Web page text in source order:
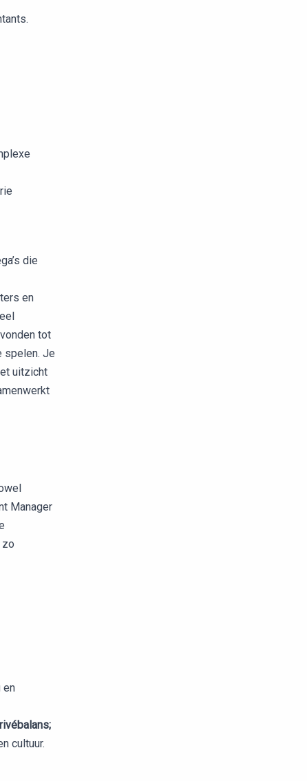
die
en
tot
spelen. Je
uitzicht
Manager
zo
en
cultuur.